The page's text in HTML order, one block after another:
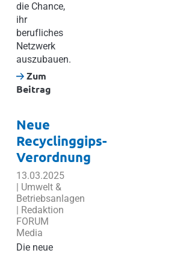
die Chance,
ihr
berufliches
Netzwerk
auszubauen.
Zum
Beitrag
Neue
Recyclinggips-
Verordnung
13.03.2025
| Umwelt &
Betriebsanlagen
| Redaktion
FORUM
Media
Die neue